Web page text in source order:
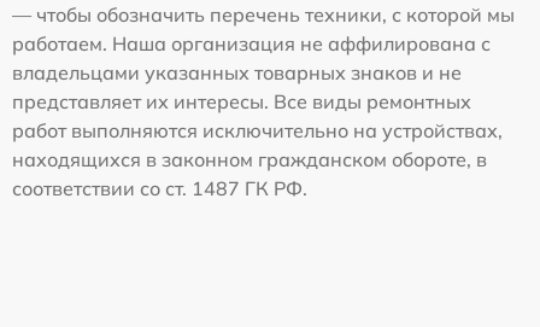
— чтобы обозначить перечень техники, с которой мы
работаем. Наша организация не аффилирована с
владельцами указанных товарных знаков и не
представляет их интересы. Все виды ремонтных
работ выполняются исключительно на устройствах,
находящихся в законном гражданском обороте, в
соответствии со ст. 1487 ГК РФ.